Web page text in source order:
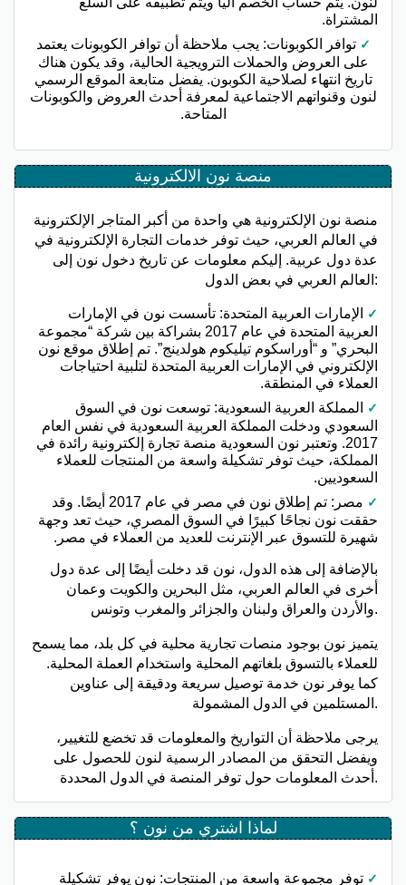
المشتراة.
توافر الكوبونات: يجب ملاحظة أن توافر الكوبونات يعتمد
على العروض والحملات الترويجية الحالية، وقد يكون هناك
تاريخ انتهاء لصلاحية الكوبون. يفضل متابعة الموقع الرسمي
لنون وقنواتهم الاجتماعية لمعرفة أحدث العروض والكوبونات
المتاحة.
منصة نون الالكترونية
منصة نون الإلكترونية هي واحدة من أكبر المتاجر الإلكترونية
في العالم العربي، حيث توفر خدمات التجارة الإلكترونية في
عدة دول عربية. إليكم معلومات عن تاريخ دخول نون إلى
العالم العربي في بعض الدول:
الإمارات العربية المتحدة: تأسست نون في الإمارات
العربية المتحدة في عام 2017 بشراكة بين شركة “مجموعة
البحري” و “أوراسكوم تيليكوم هولدينج”. تم إطلاق موقع نون
الإلكتروني في الإمارات العربية المتحدة لتلبية احتياجات
العملاء في المنطقة.
المملكة العربية السعودية: توسعت نون في السوق
السعودي ودخلت المملكة العربية السعودية في نفس العام
2017. وتعتبر نون السعودية منصة تجارة إلكترونية رائدة في
المملكة، حيث توفر تشكيلة واسعة من المنتجات للعملاء
السعوديين.
مصر: تم إطلاق نون في مصر في عام 2017 أيضًا. وقد
حققت نون نجاحًا كبيرًا في السوق المصري، حيث تعد وجهة
شهيرة للتسوق عبر الإنترنت للعديد من العملاء في مصر.
بالإضافة إلى هذه الدول، نون قد دخلت أيضًا إلى عدة دول
أخرى في العالم العربي، مثل البحرين والكويت وعمان
والأردن والعراق ولبنان والجزائر والمغرب وتونس.
يتميز نون بوجود منصات تجارية محلية في كل بلد، مما يسمح
للعملاء بالتسوق بلغاتهم المحلية واستخدام العملة المحلية.
كما يوفر نون خدمة توصيل سريعة ودقيقة إلى عناوين
المستلمين في الدول المشمولة.
يرجى ملاحظة أن التواريخ والمعلومات قد تخضع للتغيير،
ويفضل التحقق من المصادر الرسمية لنون للحصول على
أحدث المعلومات حول توفر المنصة في الدول المحددة.
لماذا اشتري من نون ؟
توفر مجموعة واسعة من المنتجات: نون يوفر تشكيلة